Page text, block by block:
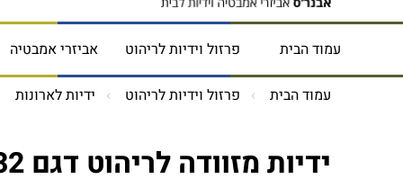
עמוד הבית פרזול וידיות לריהוט אביזרי אמבטיה
עמוד הבית פרזול וידיות לריהוט ידיות לארונות
ידיות מזוודה לריהוט דגם 7032 זהב מוברש